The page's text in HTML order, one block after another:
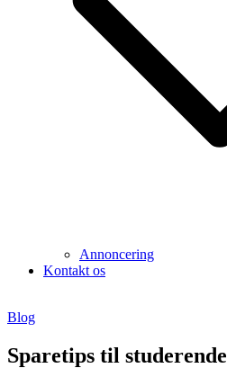
Annoncering
Kontakt os
Blog
Sparetips til studerende